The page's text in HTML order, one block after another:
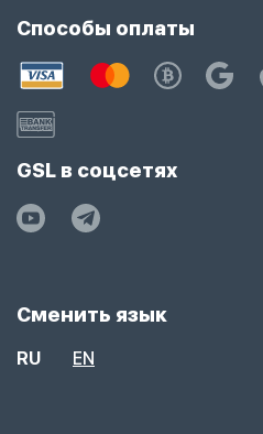
Способы оплаты
GSL в соцсетях
Сменить язык
RU EN